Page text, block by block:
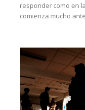
responder como en
comienza mucho